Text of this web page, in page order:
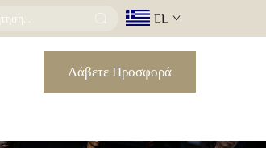
EL
Λάβετε Προσφορά